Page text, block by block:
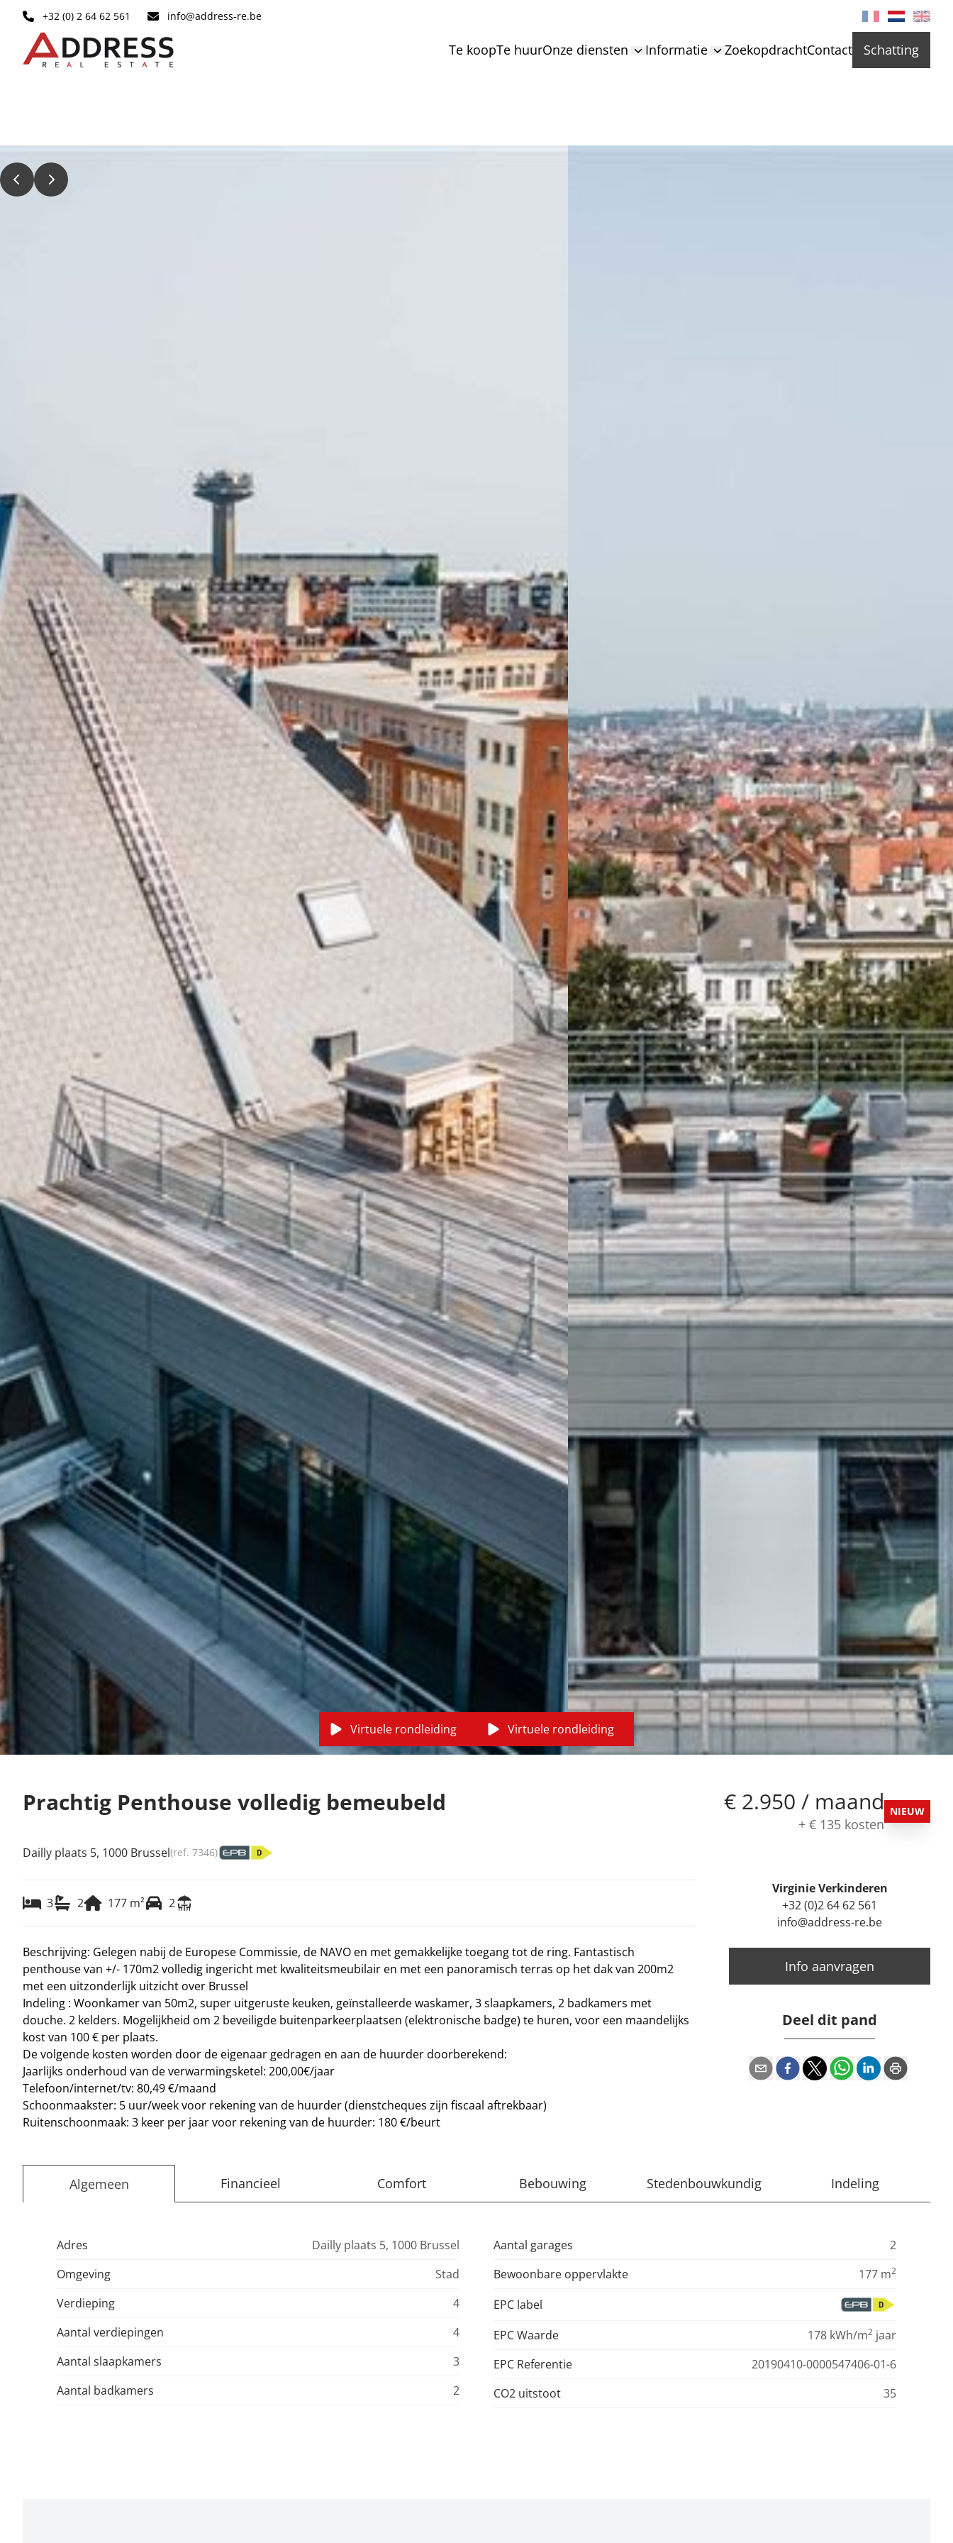
Ga naar hoofdinhoud
+32 (0) 2 64 62 561 info@address-re.be
Te koopTe huurOnze diensten Informatie ZoekopdrachtContact Schatting
Virtuele rondleiding Virtuele rondleiding
Prachtig Penthouse volledig bemeubeld € 2.950 / maand
+ € 135 kosten
NIEUW
Dailly plaats 5, 1000 Brussel(ref. 7346)
3 2 177 m² 2
Beschrijving: Gelegen nabij de Europese Commissie, de NAVO en met gemakkelijke toegang tot de ring. Fantastisch
penthouse van +/- 170m2 volledig ingericht met kwaliteitsmeubilair en met een panoramisch terras op het dak van 200m2
met een uitzonderlijk uitzicht over Brussel
Indeling : Woonkamer van 50m2, super uitgeruste keuken, geïnstalleerde waskamer, 3 slaapkamers, 2 badkamers met
douche. 2 kelders. Mogelijkheid om 2 beveiligde buitenparkeerplaatsen (elektronische badge) te huren, voor een maandelijks
kost van 100 € per plaats.
De volgende kosten worden door de eigenaar gedragen en aan de huurder doorberekend:
Jaarlijks onderhoud van de verwarmingsketel: 200,00€/jaar
Telefoon/internet/tv: 80,49 €/maand
Schoonmaakster: 5 uur/week voor rekening van de huurder (dienstcheques zijn fiscaal aftrekbaar)
Ruitenschoonmaak: 3 keer per jaar voor rekening van de huurder: 180 €/beurt
Virginie Verkinderen
+32 (0)2 64 62 561
info@address-re.be
Info aanvragen
Deel dit pand
Algemeen Financieel Comfort Bebouwing Stedenbouwkundig Indeling
Adres
Dailly plaats 5, 1000 Brussel
Omgeving
Stad
Verdieping
4
Aantal verdiepingen
4
Aantal slaapkamers
3
Aantal badkamers
2
Aantal garages
2
Bewoonbare oppervlakte
177 m2
EPC label
EPC Waarde
178 kWh/m2 jaar
EPC Referentie
20190410-0000547406-01-6
CO2 uitstoot
35